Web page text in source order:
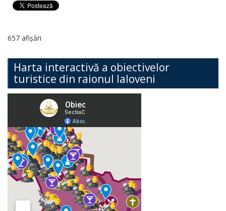
657 afișări
Harta interactivă a obiectivelor
turistice din raionul Ialoveni